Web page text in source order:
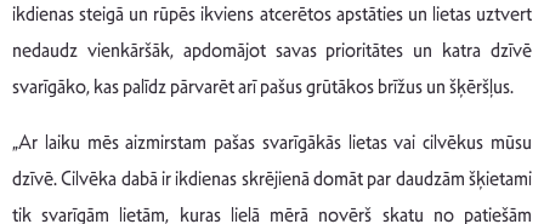
ikdienas steigā un rūpēs ikviens atcerētos apstāties un lietas uztvert
nedaudz vienkāršāk, apdomājot savas prioritātes un katra dzīvē
svarīgāko, kas palīdz pārvarēt arī pašus grūtākos brīžus un šķēršļus.
„Ar laiku mēs aizmirstam pašas svarīgākās lietas vai cilvēkus mūsu
dzīvē. Cilvēka dabā ir ikdienas skrējienā domāt par daudzām šķietami
tik svarīgām lietām, kuras lielā mērā novērš skatu no patiešām